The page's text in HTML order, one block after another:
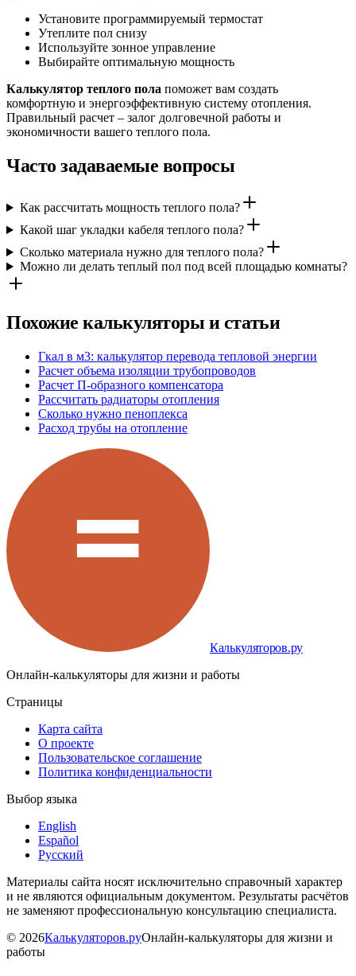
Установите программируемый термостат
Утеплите пол снизу
Используйте зонное управление
Выбирайте оптимальную мощность
Калькулятор теплого пола поможет вам создать
комфортную и энергоэффективную систему отопления.
Правильный расчет – залог долговечной работы и
экономичности вашего теплого пола.
Часто задаваемые вопросы
Как рассчитать мощность теплого пола?
Какой шаг укладки кабеля теплого пола?
Сколько материала нужно для теплого пола?
Можно ли делать теплый пол под всей площадью комнаты?
Похожие калькуляторы и статьи
Гкал в м3: калькулятор перевода тепловой энергии
Расчет объема изоляции трубопроводов
Расчет П-образного компенсатора
Рассчитать радиаторы отопления
Сколько нужно пеноплекса
Расход трубы на отопление
Калькуляторов.ру
Онлайн-калькуляторы для жизни и работы
Страницы
Карта сайта
О проекте
Пользовательское соглашение
Политика конфиденциальности
Выбор языка
English
Español
Русский
Материалы сайта носят исключительно справочный характер
и не являются официальным документом. Результаты расчётов
не заменяют профессиональную консультацию специалиста.
© 2026Калькуляторов.руОнлайн-калькуляторы для жизни и
работы